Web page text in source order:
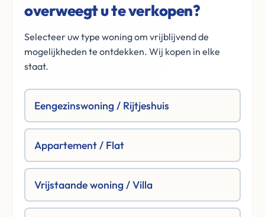
overweegt u te verkopen?
Selecteer uw type woning om vrijblijvend de
mogelijkheden te ontdekken. Wij kopen in elke
staat.
Eengezinswoning / Rijtjeshuis
Appartement / Flat
Vrijstaande woning / Villa